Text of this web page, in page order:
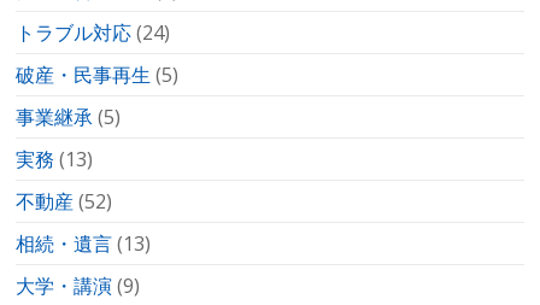
トラブル対応(24)
破産・民事再生 (5)
事業継承(5)
実務 (13)
不動産(52)
相続・遺言(13)
大学・講演(9)